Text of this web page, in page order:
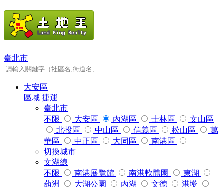
臺北市
大安區
區域 捷運
臺北市
不限
大安區 內湖區 士林區
文山區
北投區
中山區 信義區 松山區
萬
華區
中正區 大同區
南港區
切換城市
文湖線
不限
南港展覽館 南港軟體園
東湖
葫洲
大湖公園 內湖 文德
港墘